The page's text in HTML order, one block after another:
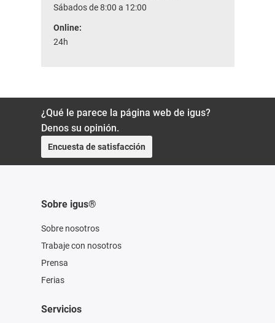
Sábados de 8:00 a 12:00
Online:
24h
¿Qué le parece la página web de igus?
Denos su opinión.
Encuesta de satisfacción
Sobre igus®
Sobre nosotros
Trabaje con nosotros
Prensa
Ferias
Servicios